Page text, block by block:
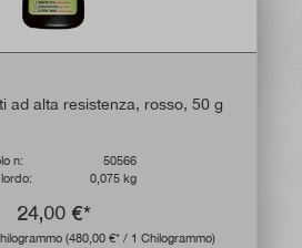
ad alta resistenza, rosso, 50 g
n:
50566
0,075 kg
24,00 €*
(480,00 €* / 1 Chilogrammo)